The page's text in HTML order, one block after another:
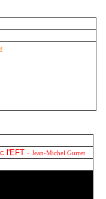
l'EFT - Jean-Michel Gurret